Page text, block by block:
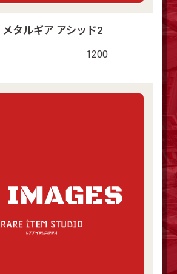
メタルギア アシッド2
1200